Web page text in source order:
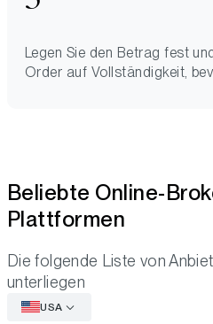
Legen Sie den Betrag fest
Order auf Vollständigkeit,
Beliebte Online-
Plattformen
Die folgende Liste von
unterliegen
USA